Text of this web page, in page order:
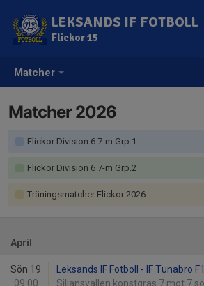
Matcher
LEKSANDS IF FOTBOLL
Flickor 15
Matcher 2026
Flickor Division 6 7-m Grp.1
Flickor Division 6 7-m Grp.2
Träningsmatcher Flickor 2026
April
Sön 19
09:00
Leksands IF Fotboll - IF Tunabro
Siljansvallen konstgräs 7 mot 7